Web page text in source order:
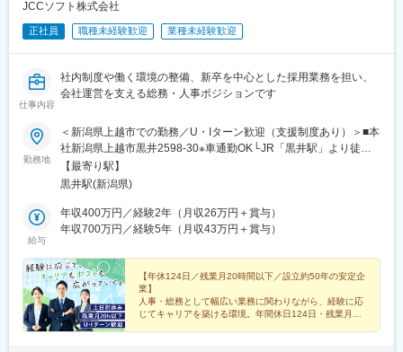
JCCソフト株式会社
正社員 職種未経験歓迎 業種未経験歓迎
仕事内容
社内制度や働く環境の整備、新卒を中心とした採用業務を担い、
会社運営を支える総務・人事ポジションです
勤務地
＜新潟県上越市での勤務／U・Iターン歓迎（支援制度あり）＞■本
社新潟県上越市黒井2598-30※車通勤OK└JR「黒井駅」より徒歩
15分└JR「直江津駅」より車で10分※受動喫煙対策あり
【最寄り駅】
黒井駅(新潟県)
給与
年収400万円／経験2年（月収26万円＋賞与）
年収700万円／経験5年（月収43万円＋賞与）
【年休124日／残業月20時間以下／設立約50年の安定企
業】
人事・総務として幅広い業務に関わりながら、経験に応
じてキャリアを築ける環境。年間休日124日・残業月20